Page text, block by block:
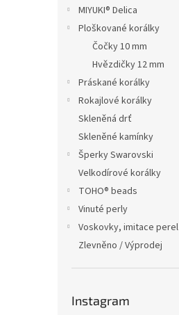
MIYUKI® Delica
Ploškované korálky
Čočky 10 mm
Hvězdičky 12 mm
Práskané korálky
Rokajlové korálky
Skleněná drť
Skleněné kamínky
Šperky Swarovski
Velkodírové korálky
TOHO® beads
Vinuté perly
Voskovky, imitace perel
Zlevněno / Výprodej
Instagram